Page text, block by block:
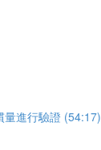
進行驗證 (54:17)